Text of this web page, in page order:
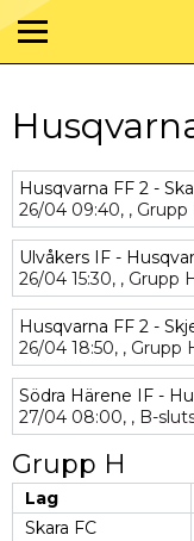
Husqvarna FF 2 -
26/04 09:40, , Grupp
Ulvåkers IF -
26/04 15:30, , Grupp
Husqvarna FF 2 -
26/04 18:50, , Grupp
Södra Härene IF -
27/04 08:00, , B-
Grupp H
Lag
Skara FC